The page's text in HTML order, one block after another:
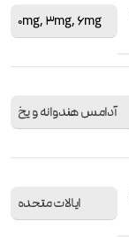
0mg,3mg,6mg
آدامس هندوانه و یخ
ایالات متحده